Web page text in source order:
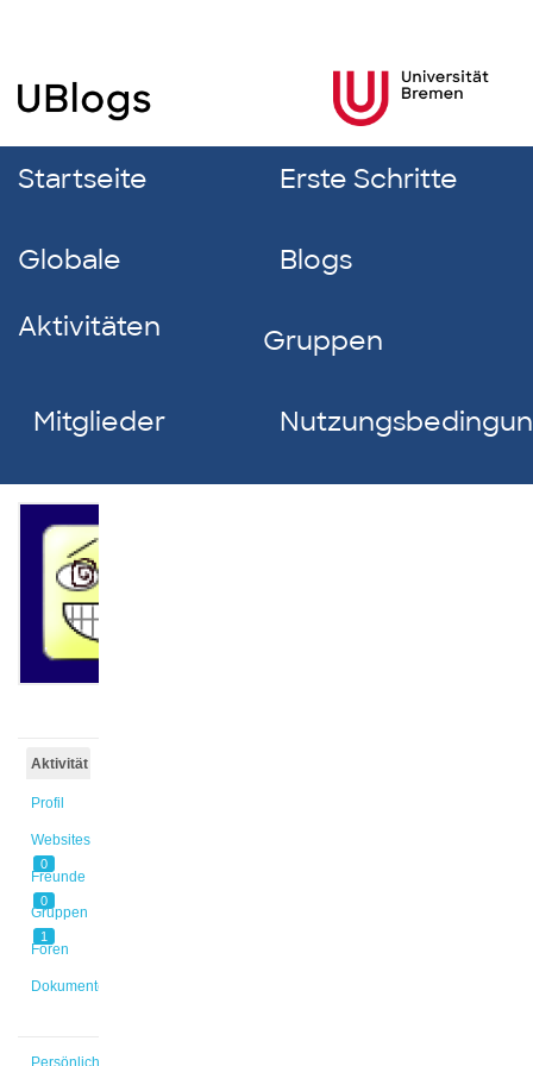
Startseite Erste Schritte
Globale
Aktivitäten
Blogs
Gruppen
Mitglieder
Aktivität
Profil
Websites
0
Freunde
0
Gruppen
1
Foren
Dokumente
Persönlich